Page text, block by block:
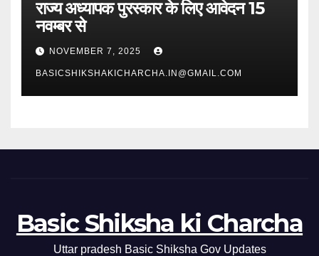
राज्य अध्यापक पुरस्कार के लिए आवेदन 15
नवम्बर से
NOVEMBER 7, 2025
BASICSHIKSHAKICHARCHA.IN@GMAIL.COM
Basic Shiksha ki Charcha
Uttar pradesh Basic Shiksha Gov Updates